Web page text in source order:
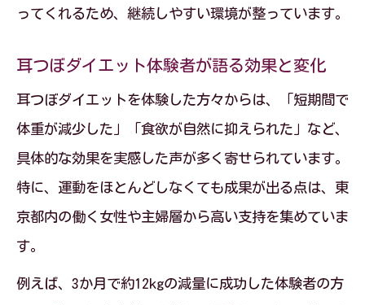
ってくれるため、継続しやすい環境が整っています。
耳つぼダイエット体験者が語る効果と変化
耳つぼダイエットを体験した方々からは、「短期間で
体重が減少した」「食欲が自然に抑えられた」など、
具体的な効果を実感した声が多く寄せられています。
特に、運動をほとんどしなくても成果が出る点は、東
京都内の働く女性や主婦層から高い支持を集めていま
す。
例えば、3か月で約12kgの減量に成功した体験者の方